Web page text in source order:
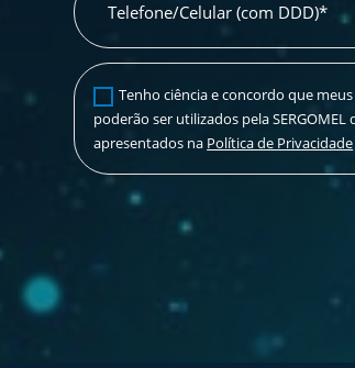
Telefone/Celular (com DDD)*
Tenho ciência e concordo que
poderão ser utilizados pela
apresentados na Política de Privacidade